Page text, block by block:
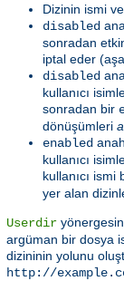
Dizinin ismi
disabled
sonradan
iptal eder
disabled
kullanıcı
sonradan bir
dönüşümleri
enabled
kullanıcı
kullanıcı ismi
yer alan
Userdir
argüman bir dosya
dizininin yolunu
http://